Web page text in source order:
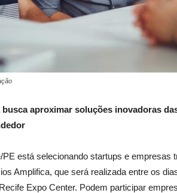
busca aproximar soluções inovadoras
PE está selecionando startups e empresas
Amplifica, que será realizada entre os
Expo Center. Podem participar